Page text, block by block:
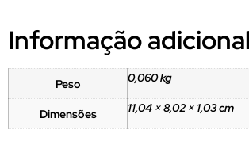
Informação adicional
Peso 0,060 kg
Dimensões 11,04 × 8,02 × 1,03 cm